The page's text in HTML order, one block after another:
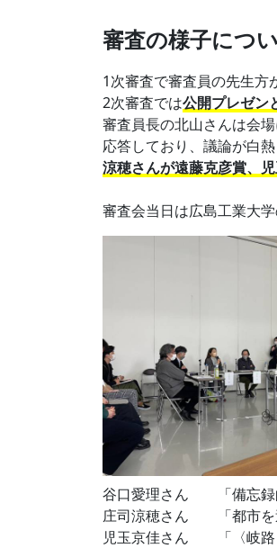
審査の様子につ
1次審査で審査員の先生方
2次審査では公開プレゼン
審査員長の北山さんは会
応答しており、議論が白
涼穂さんが遠藤克彦賞、
審査会当日は広島工業大
谷口愛理さん 「備
庄司涼穂さん 「都市
児玉京佳さん 「〈岐路